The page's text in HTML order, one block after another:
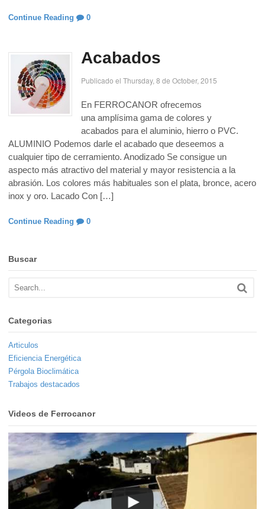
Continue Reading 0
Acabados
Publicado el Thursday, 8 de October, 2015
En FERROCANOR ofrecemos
una amplísima gama de colores y
acabados para el aluminio, hierro o PVC.
ALUMINIO Podemos darle el acabado que deseemos a
cualquier tipo de cerramiento. Anodizado Se consigue un
aspecto más atractivo del material y mayor resistencia a la
abrasión. Los colores más habituales son el plata, bronce, acero
inox y oro. Lacado Con […]
Continue Reading 0
Buscar
Categorias
Articulos
Eficiencia Energética
Pérgola Bioclimática
Trabajos destacados
Videos de Ferrocanor